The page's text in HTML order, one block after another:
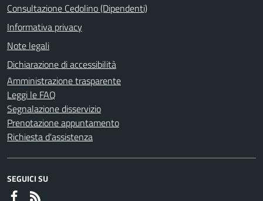
Consultazione Cedolino (Dipendenti)
Informativa privacy
Note legali
Dichiarazione di accessibilità
Amministrazione trasparente
Leggi le FAQ
Segnalazione disservizio
Prenotazione appuntamento
Richiesta d'assistenza
SEGUICI SU